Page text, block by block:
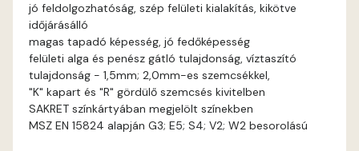
Brick B
Caramel A
jó feldolgozhatóság, szép felületi kialakítás, kikötve
időjárásálló
magas tapadó képesség, jó fedőképesség
felületi alga és penész gátló tulajdonság, víztaszító
tulajdonság - 1,5mm; 2,0mm-es szemcsékkel,
"K" kapart és "R" gördülő szemcsés kivitelben
SAKRET színkártyában megjelölt színekben
MSZ EN 15824 alapján G3; E5; S4; V2; W2 besorolású